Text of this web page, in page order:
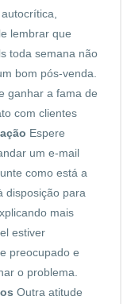
lembrar que
toda semana não
bom pós-venda.
ganhar a fama de
com clientes
Espere
um e-mail
como está a
disposição para
mais
estiver
preocupado e
o problema.
Outra atitude